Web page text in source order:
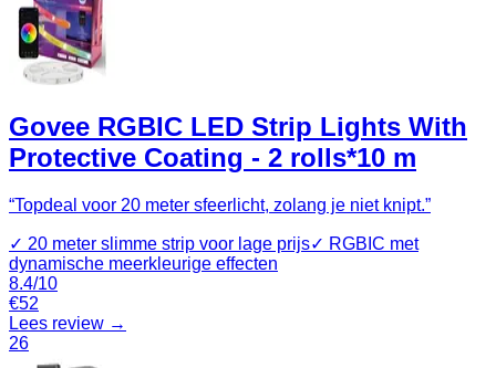
Govee RGBIC LED Strip Lights With
Protective Coating - 2 rolls*10 m
“Topdeal voor 20 meter sfeerlicht, zolang je niet knipt.”
✓ 20 meter slimme strip voor lage prijs✓ RGBIC met
dynamische meerkleurige effecten
8.4/10
€52
Lees review →
26